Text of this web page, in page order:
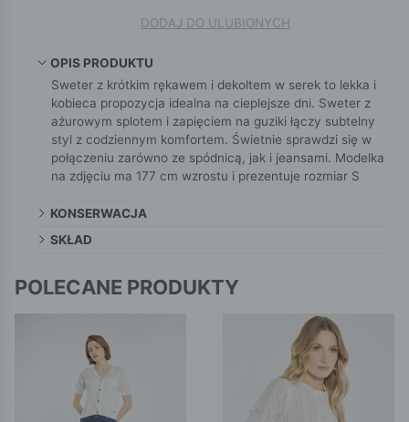
DODAJ DO ULUBIONYCH
OPIS PRODUKTU
Sweter z krótkim rękawem i dekoltem w serek to lekka i
kobieca propozycja idealna na cieplejsze dni. Sweter z
ażurowym splotem i zapięciem na guziki łączy subtelny
styl z codziennym komfortem. Świetnie sprawdzi się w
połączeniu zarówno ze spódnicą, jak i jeansami. Modelka
na zdjęciu ma 177 cm wzrostu i prezentuje rozmiar S
KONSERWACJA
SKŁAD
POLECANE PRODUKTY